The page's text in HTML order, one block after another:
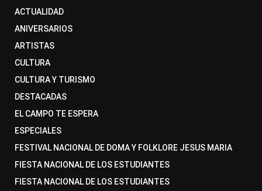
ACTUALIDAD
ANIVERSARIOS
ARTISTAS
CULTURA
CULTURA Y TURISMO
DESTACADAS
EL CAMPO TE ESPERA
ESPECIALES
FESTIVAL NACIONAL DE DOMA Y FOLKLORE JESUS MARIA
FIESTA NACIONAL DE LOS ESTUDIANTES
FIESTA NACIONAL DE LOS ESTUDIANTES